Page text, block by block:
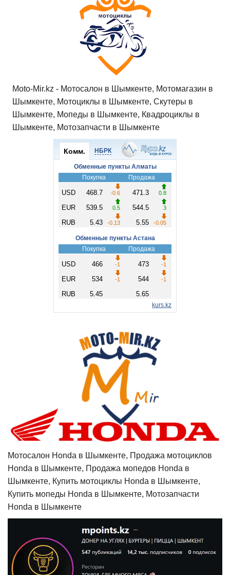
Moto-Mir.kz - Мотосалон в Шымкенте, Мотомагазин в
Шымкенте, Мотоциклы в Шымкенте, Скутеры в
Шымкенте, Мопеды в Шымкенте, Квадроциклы в
Шымкенте, Мотозапчасти в Шымкенте
Мотосалон Honda в Шымкенте, Продажа мотоциклов
Honda в Шымкенте, Продажа мопедов Honda в
Шымкенте, Купить мотоциклы Honda в Шымкенте,
Купить мопеды Honda в Шымкенте, Мотозапчасти
Honda в Шымкенте